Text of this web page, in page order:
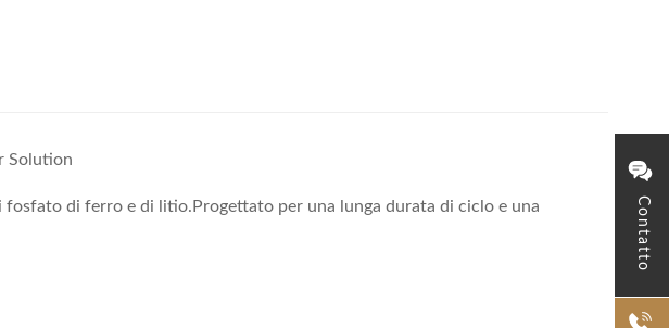
Contatto
Solution
di ferro e di litio.Progettato per una lunga durata di ciclo e una